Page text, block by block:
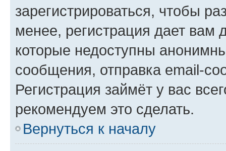
зарегистрироваться, чтобы
менее, регистрация дает вам
которые недоступны
сообщения, отправка email-
Регистрация займёт у вас
рекомендуем это сделать.
Вернуться к началу